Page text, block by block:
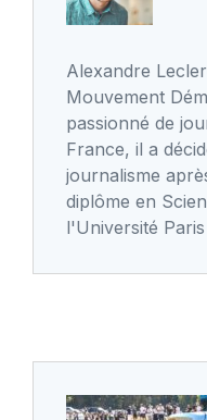
Alexandre
Mouvement
passionné de
France, il a
journalisme
diplôme en
l'Université